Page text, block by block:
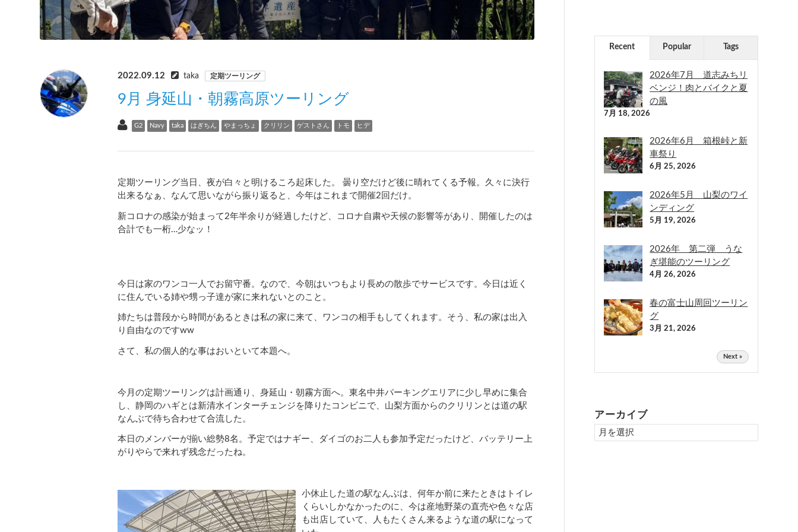
2022.09.12 taka 定期ツーリング
9月 身延山・朝霧高原ツーリング
G2 Navy taka はぎちん やまっちょ クリリン ゲストさん トモ ヒデ
定期ツーリング当日、夜が白々と明けるころ起床した。 曇り空だけど後に晴れてくる予報。 久々に決行
出来るなぁ、なんて思いながら振り返ると、今年はこれまで開催2 回だけ。
新コロナの感染が始まって2年半余りが経過したけど、コロナ自粛や天候の影響等があり、開催したのは
合計でも一桁…少なッ！
今日は家のワンコ一人でお留守番。 なので、今朝はいつもより長めの散歩でサービスです。 今日は近く
に住んでいる姉や甥っ子達が家に来れないとのこと。
姉たちは普段から時間があるときは私の家に来て、ワンコの相手もしてくれます。 そう、私の家は出入
り自由なのですww
さて、私の個人的な事はおいといて本題へ。
今月の定期ツーリングは計画通り、身延山・朝霧方面へ。 東名中井パーキングエリアに少し早めに集合
し、静岡のハギとは新清水インターチェンジを降りたコンビニで、山梨方面からのクリリンとは道の駅
なんぶで待ち合わせて合流した。
本日のメンバーが揃い総勢8名。予定ではナギー、ダイゴのお二人も参加予定だったけど、バッテリー上
がりやらで来れず残念だったね。
小休止した道の駅なんぶは、何年か前に来たときはトイレ
くらいしかなかったのに、今は産地野菜の直売や色々な店
も出店していて、
人もたくさん来るような道の駅になって
Recent Popular Tags
2026年7月 道志みちリ
ベンジ！肉とバイクと夏
の風
7月 18, 2026
2026年6月 箱根峠と新
車祭り
6月 25, 2026
2026年5月 山梨のワイ
ンディング
5月 19, 2026
2026年 第二弾 うな
ぎ堪能のツーリング
4月 26, 2026
春の富士山周回ツーリン
グ
3月 21, 2026
Next »
アーカイブ